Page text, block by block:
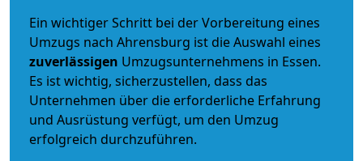
Ein wichtiger Schritt bei der Vorbereitung eines
Umzugs nach Ahrensburg ist die Auswahl eines
zuverlässigen Umzugsunternehmens in Essen.
Es ist wichtig, sicherzustellen, dass das
Unternehmen über die erforderliche Erfahrung
und Ausrüstung verfügt, um den Umzug
erfolgreich durchzuführen.